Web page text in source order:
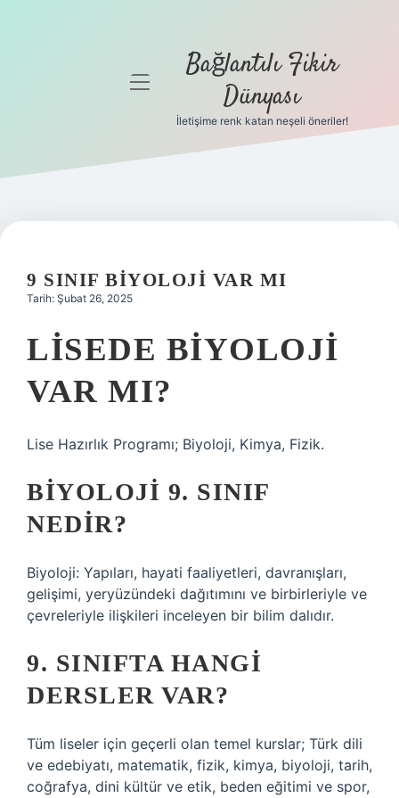
Gizlilik
Hakkımızda
menüyü
Bağlantılı Fikir
Dünyası
İletişime renk katan neşeli öneriler!
9 SINIF BIYOLOJI VAR MI
Tarih: Şubat 26, 2025
LISEDE BIYOLOJI
VAR MI?
Lise Hazırlık Programı; Biyoloji, Kimya, Fizik.
BIYOLOJI 9. SINIF
NEDIR?
Biyoloji: Yapıları, hayati faaliyetleri, davranışları,
gelişimi, yeryüzündeki dağıtımını ve birbirleriyle ve
çevreleriyle ilişkileri inceleyen bir bilim dalıdır.
9. SINIFTA HANGI
DERSLER VAR?
Tüm liseler için geçerli olan temel kurslar; Türk dili
ve edebiyatı, matematik, fizik, kimya, biyoloji, tarih,
coğrafya, dini kültür ve etik, beden eğitimi ve spor,